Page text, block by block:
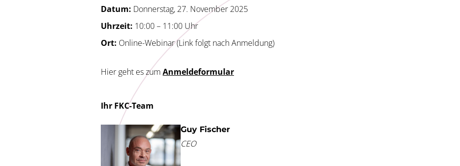
Datum: Donnerstag, 27. November 2025
Uhrzeit: 10:00 – 11:00 Uhr
Ort: Online-Webinar (Link folgt nach Anmeldung)
Hier geht es zum Anmeldeformular
Ihr FKC-Team
Guy Fischer
CEO